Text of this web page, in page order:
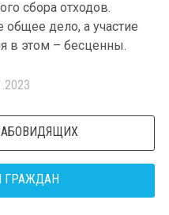
сбора отходов.
дело, а участие
в этом – бесценны.
ГРАЖДАН